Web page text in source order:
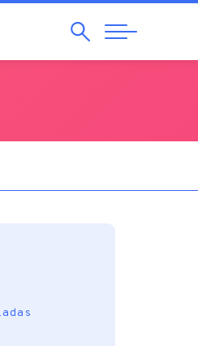
Pesquisar
Abrir
Navegação